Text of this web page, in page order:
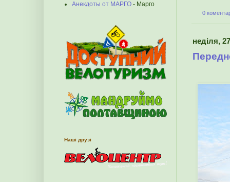
0
неділя,
Анекдоты от МАРГО - Марго
Наші друзі